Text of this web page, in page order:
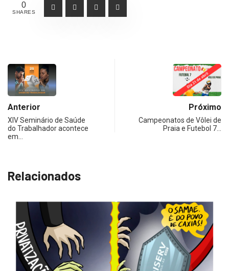
0
SHARES
Anterior
XIV Seminário de Saúde
do Trabalhador acontece
em…
Próximo
Campeonatos de Vôlei de
Praia e Futebol 7…
Relacionados